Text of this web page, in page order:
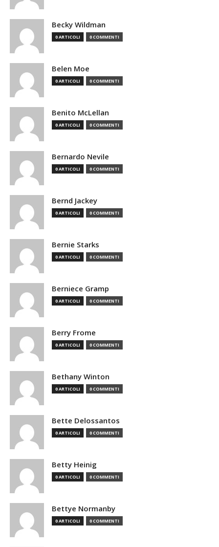
Becky Wildman
0 ARTICOLI 0 COMMENTI
Belen Moe
0 ARTICOLI 0 COMMENTI
Benito McLellan
0 ARTICOLI 0 COMMENTI
Bernardo Nevile
0 ARTICOLI 0 COMMENTI
Bernd Jackey
0 ARTICOLI 0 COMMENTI
Bernie Starks
0 ARTICOLI 0 COMMENTI
Berniece Gramp
0 ARTICOLI 0 COMMENTI
Berry Frome
0 ARTICOLI 0 COMMENTI
Bethany Winton
0 ARTICOLI 0 COMMENTI
Bette Delossantos
0 ARTICOLI 0 COMMENTI
Betty Heinig
0 ARTICOLI 0 COMMENTI
Bettye Normanby
0 ARTICOLI 0 COMMENTI